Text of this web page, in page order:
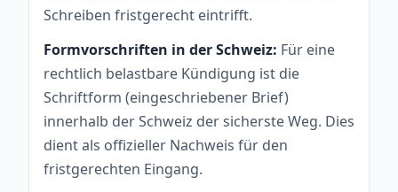
Schreiben fristgerecht eintrifft.
Formvorschriften in der Schweiz: Für eine
rechtlich belastbare Kündigung ist die
Schriftform (eingeschriebener Brief)
innerhalb der Schweiz der sicherste Weg. Dies
dient als offizieller Nachweis für den
fristgerechten Eingang.